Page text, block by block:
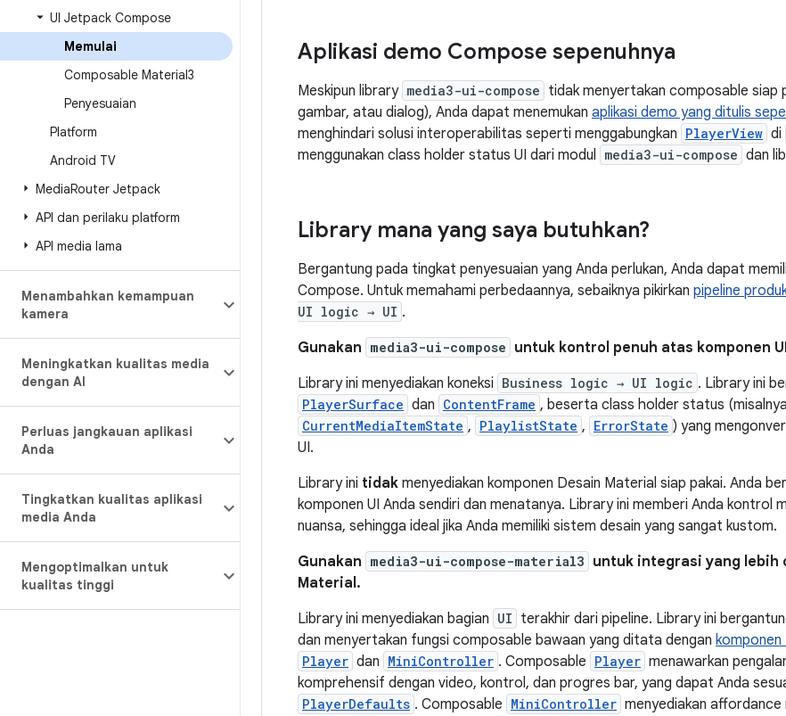
UI Jetpack Compose
Memulai
Composable Material3
Penyesuaian
Platform
Android TV
MediaRouter Jetpack
API dan perilaku platform
API media lama
Menambahkan kemampuan
kamera
Meningkatkan kualitas media
dengan AI
Perluas jangkauan aplikasi
Anda
Tingkatkan kualitas aplikasi
media Anda
Mengoptimalkan untuk
kualitas tinggi
Aplikasi demo Compose sepenuhnya
Meskipun library media3-ui-compose tidak menyertakan composable
gambar, atau dialog), Anda dapat menemukan aplikasi demo yang ditulis
menghindari solusi interoperabilitas seperti menggabungkan PlayerView di
menggunakan class holder status UI dari modul media3-ui-compose dan
Library mana yang saya butuhkan?
Bergantung pada tingkat penyesuaian yang Anda perlukan, Anda dapat
Compose. Untuk memahami perbedaannya, sebaiknya pikirkan pipeline
UI logic → UI .
Gunakan media3-ui-compose untuk kontrol penuh atas komponen
Library ini menyediakan koneksi Business logic → UI logic . Library ini
PlayerSurface dan ContentFrame , beserta class holder status
CurrentMediaItemState , PlaylistState , ErrorState ) yang
UI.
Library ini tidak menyediakan komponen Desain Material siap pakai. Anda
komponen UI Anda sendiri dan menatanya. Library ini memberi Anda kontrol
nuansa, sehingga ideal jika Anda memiliki sistem desain yang sangat kustom.
Gunakan media3-ui-compose-material3 untuk integrasi yang lebih
Material.
Library ini menyediakan bagian UI terakhir dari pipeline. Library ini
dan menyertakan fungsi composable bawaan yang ditata dengan komponen
Player dan MiniController . Composable Player menawarkan
komprehensif dengan video, kontrol, dan progres bar, yang dapat Anda
PlayerDefaults . Composable MiniController menyediakan